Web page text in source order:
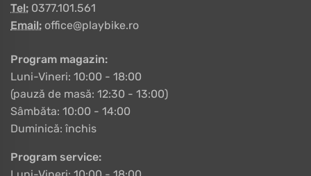
Tel: 0377.101.561
Email: office@playbike.ro
Program magazin:
Luni-Vineri: 10:00 - 18:00
(pauză de masă: 12:30 - 13:00)
Sâmbăta: 10:00 - 14:00
Duminică: închis
Program service: